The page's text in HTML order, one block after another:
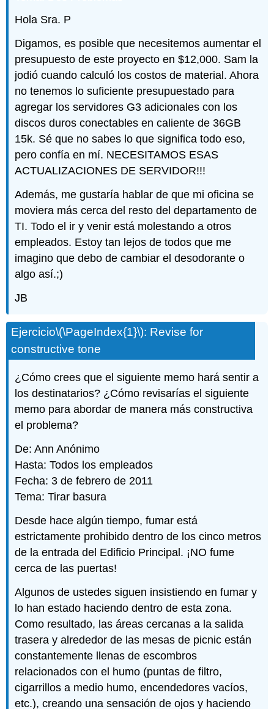
Hola Sra. P
Digamos, es posible que necesitemos aumentar el
presupuesto de este proyecto en $12,000. Sam la
jodió cuando calculó los costos de material. Ahora
no tenemos lo suficiente presupuestado para
agregar los servidores G3 adicionales con los
discos duros conectables en caliente de 36GB
15k. Sé que no sabes lo que significa todo eso,
pero confía en mí. NECESITAMOS ESAS
ACTUALIZACIONES DE SERVIDOR!!!
Además, me gustaría hablar de que mi oficina se
moviera más cerca del resto del departamento de
TI. Todo el ir y venir está molestando a otros
empleados. Estoy tan lejos de todos que me
imagino que debo de cambiar el desodorante o
algo así.;)
JB
Ejercicio\(\PageIndex{1}\): Revise for
constructive tone
¿Cómo crees que el siguiente memo hará sentir a
los destinatarios? ¿Cómo revisarías el siguiente
memo para abordar de manera más constructiva
el problema?
De: Ann Anónimo
Hasta: Todos los empleados
Fecha: 3 de febrero de 2011
Tema: Tirar basura
Desde hace algún tiempo, fumar está
estrictamente prohibido dentro de los cinco metros
de la entrada del Edificio Principal. ¡NO fume
cerca de las puertas!
Algunos de ustedes siguen insistiendo en fumar y
lo han estado haciendo dentro de esta zona.
Como resultado, las áreas cercanas a la salida
trasera y alrededor de las mesas de picnic están
constantemente llenas de escombros
relacionados con el humo (puntas de filtro,
cigarrillos a medio humo, encendedores vacíos,
etc.), creando una sensación de ojos y haciendo